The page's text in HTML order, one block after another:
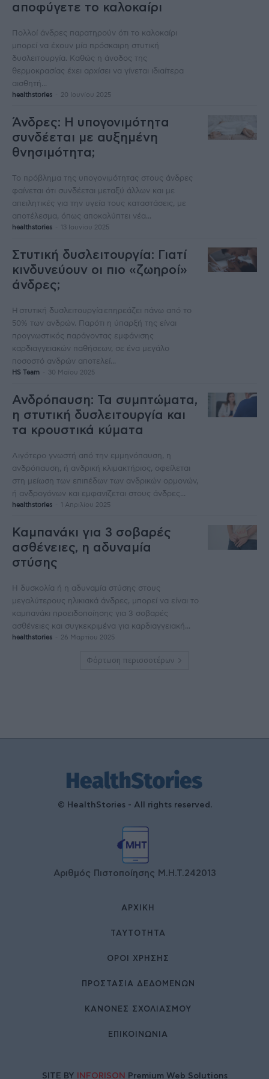
αποφύγετε το καλοκαίρι
Πολλοί άνδρες παρατηρούν ότι το καλοκαίρι
μπορεί να έχουν μία πρόσκαιρη στυτική
δυσλειτουργία. Καθώς η άνοδος της
θερμοκρασίας έχει αρχίσει να γίνεται ιδιαίτερα
αισθητή...
healthstories 20 Ιουνίου 2025
Άνδρες: Η υπογονιμότητα
συνδέεται με αυξημένη
θνησιμότητα;
Το πρόβλημα της υπογονιμότητας στους άνδρες
φαίνεται ότι συνδέεται μεταξύ άλλων και με
απειλητικές για την υγεία τους καταστάσεις, με
αποτέλεσμα, όπως αποκαλύπτει νέα...
healthstories 13 Ιουνίου 2025
Στυτική δυσλειτουργία: Γιατί
κινδυνεύουν οι πιο «ζωηροί»
άνδρες;
Η στυτική δυσλειτουργία επηρεάζει πάνω από το
50% των ανδρών. Παρότι η ύπαρξή της είναι
προγνωστικός παράγοντας εμφάνισης
καρδιαγγειακών παθήσεων, σε ένα μεγάλο
ποσοστό ανδρών αποτελεί...
HS Team 30 Μαΐου 2025
Ανδρόπαυση: Τα συμπτώματα,
η στυτική δυσλειτουργία και
τα κρουστικά κύματα
Λιγότερο γνωστή από την εμμηνόπαυση, η
ανδρόπαυση, ή ανδρική κλιμακτήριος, οφείλεται
στη μείωση των επιπέδων των ανδρικών ορμονών,
ή ανδρογόνων και εμφανίζεται στους άνδρες...
healthstories 1 Απριλίου 2025
Καμπανάκι για 3 σοβαρές
ασθένειες, η αδυναμία
στύσης
Η δυσκολία ή η αδυναμία στύσης στους
μεγαλύτερους ηλικιακά άνδρες, μπορεί να είναι το
καμπανάκι προειδοποίησης για 3 σοβαρές
ασθένειες και συγκεκριμένα για καρδιαγγειακή...
healthstories 26 Μαρτίου 2025
Φόρτωση περισσοτέρων
© HealthStories - All rights reserved.
Αριθμός Πιστοποίησης Μ.Η.Τ.242013
ΑΡΧΙΚΉ
ΤΑΥΤΌΤΗΤΑ
ΌΡΟΙ ΧΡΉΣΗΣ
ΠΡΟΣΤΑΣΙΑ ΔΕΔΟΜΕΝΩΝ
ΚΑΝΟΝΕΣ ΣΧΟΛΙΑΣΜΟΥ
ΕΠΙΚΟΙΝΩΝΊΑ
SITE BY INFORISON Premium Web Solutions